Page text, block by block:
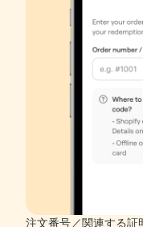
注文番号／関連する証